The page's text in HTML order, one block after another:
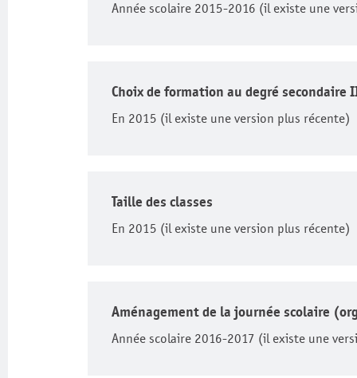
Année scolaire 2015-2016 (il existe une
Choix de formation au degré secondaire
En 2015 (il existe une version plus récente)
Taille des classes
En 2015 (il existe une version plus récente)
Aménagement de la journée scolaire
Année scolaire 2016-2017 (il existe une